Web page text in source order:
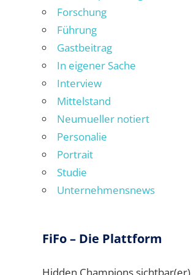
Forschung
Führung
Gastbeitrag
In eigener Sache
Interview
Mittelstand
Neumueller notiert
Personalie
Portrait
Studie
Unternehmensnews
FiFo – Die Plattform
Hidden Champions sichtbar(er)